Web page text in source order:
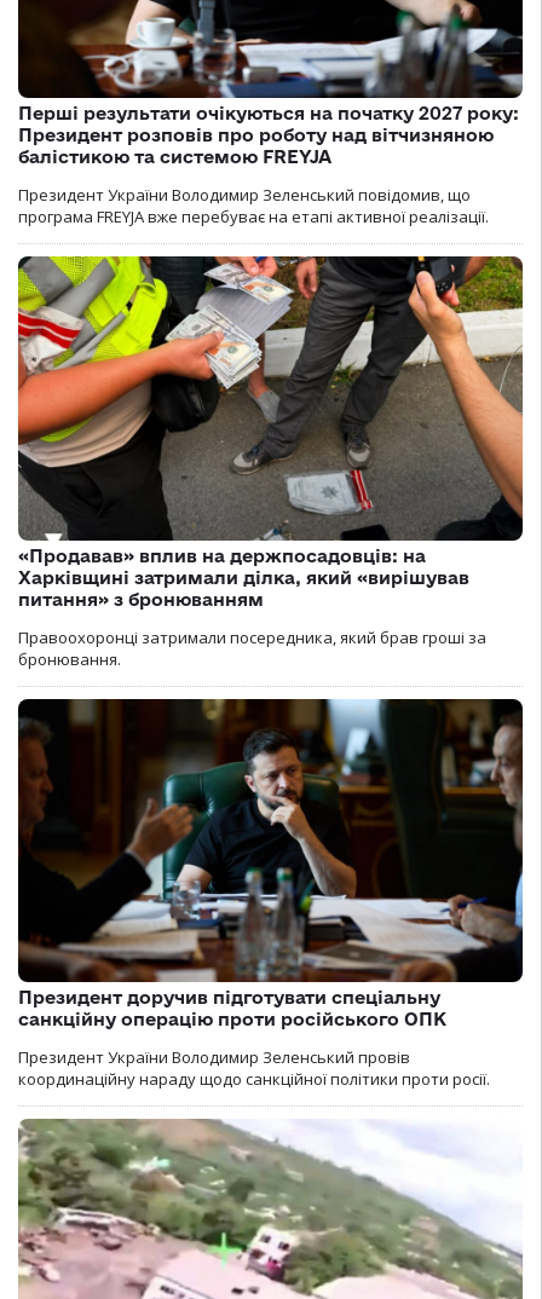
Перші результати очікуються на початку 2027 року:
Президент розповів про роботу над вітчизняною
балістикою та системою FREYJA
Президент України Володимир Зеленський повідомив, що
програма FREYJA вже перебуває на етапі активної реалізації.
«Продавав» вплив на держпосадовців: на
Харківщині затримали ділка, який «вирішував
питання» з бронюванням
Правоохоронці затримали посередника, який брав гроші за
бронювання.
Президент доручив підготувати спеціальну
санкційну операцію проти російського ОПК
Президент України Володимир Зеленський провів
координаційну нараду щодо санкційної політики проти росії.